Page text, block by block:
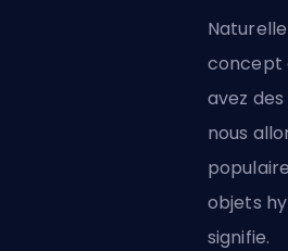
concept
avez
nous
objets
signifie.